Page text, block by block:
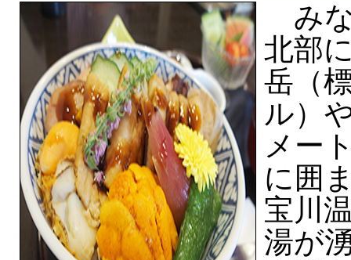
み
北部
岳（
ル）
メー
に囲
宝川
湯が